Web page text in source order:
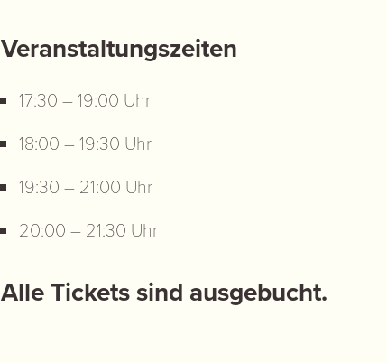
Veranstaltungszeiten
17:30 – 19:00 Uhr
18:00 – 19:30 Uhr
19:30 – 21:00 Uhr
20:00 – 21:30 Uhr
Alle Tickets sind ausgebucht.